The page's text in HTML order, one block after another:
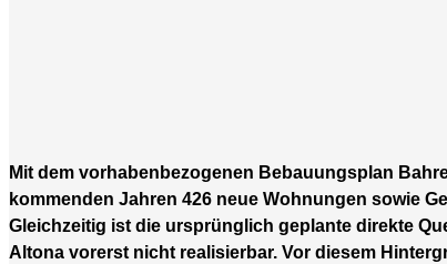
Mit dem vorhabenbezogenen Bebauungsplan
kommenden Jahren 426 neue Wohnungen sowie
Gleichzeitig ist die ursprünglich geplante direkte
Altona vorerst nicht realisierbar. Vor diesem